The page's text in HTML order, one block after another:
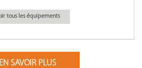
tous les équipements
EN SAVOIR PLUS